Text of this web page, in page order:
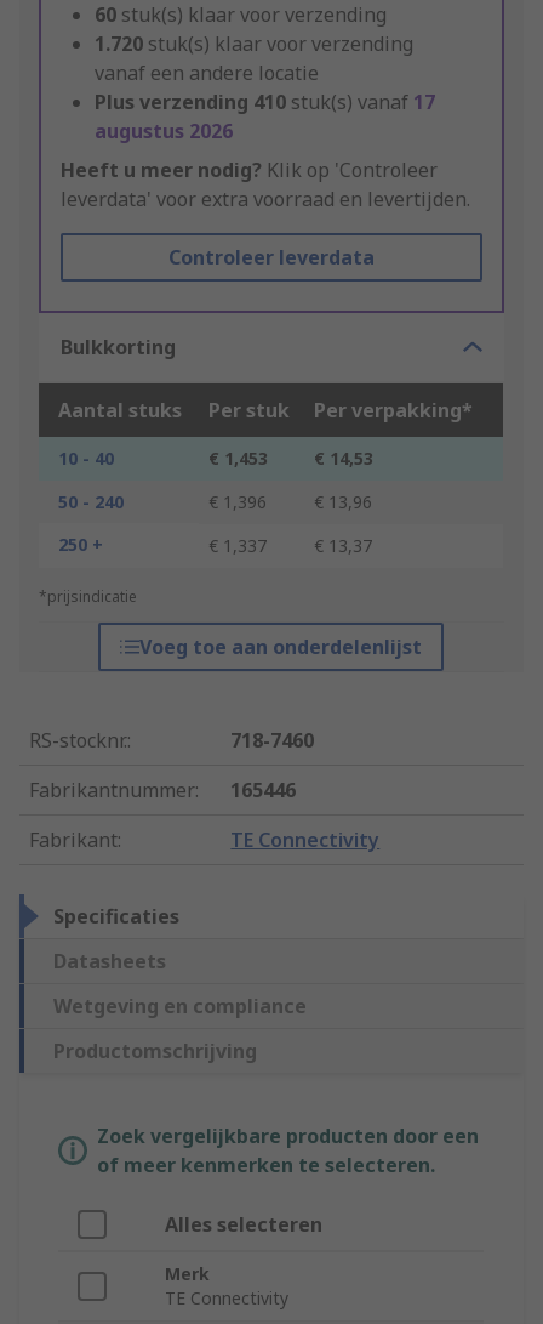
60 stuk(s) klaar voor verzending
1.720 stuk(s) klaar voor verzending
vanaf een andere locatie
Plus verzending 410 stuk(s) vanaf 17
augustus 2026
Heeft u meer nodig? Klik op 'Controleer
leverdata' voor extra voorraad en levertijden.
Controleer leverdata
Bulkkorting
Aantal stuks Per stuk Per verpakking*
10 - 40 € 1,453
€ 14,53
50 - 240
€ 1,396
€ 13,96
250 +
€ 1,337 € 13,37
*prijsindicatie
Voeg toe aan onderdelenlijst
RS-stocknr.:
718-7460
Fabrikantnummer:
165446
Fabrikant: TE Connectivity
Specificaties
Datasheets
Wetgeving en compliance
Productomschrijving
Zoek vergelijkbare producten door een
of meer kenmerken te selecteren.
Alles selecteren
Merk
TE Connectivity